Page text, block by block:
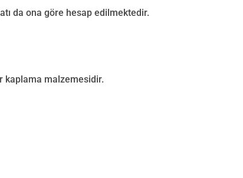
da ona göre hesap edilmektedir.
kaplama malzemesidir.